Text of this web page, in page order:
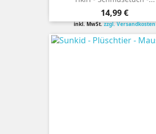
Preis
14,99 €
inkl. MwSt.zzgl. Versandkosten